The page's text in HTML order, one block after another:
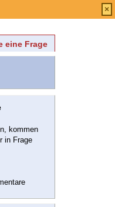
eine Frage
kommen
in Frage
×